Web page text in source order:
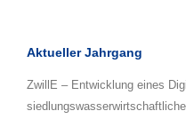
Aktueller Jahrgang
ZwillE – Entwicklung eines